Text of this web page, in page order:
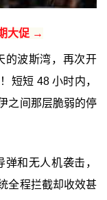
大促 →
的波斯湾，再次开
短短 48 小时内，
之间那层脆弱的停
和无人机袭击，
全程拦截却收效甚